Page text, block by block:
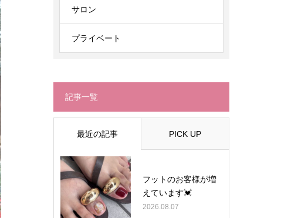
サロン
プライベート
記事一覧
最近の記事 PICK UP
フットのお客様が増
えています💓
2026.08.07